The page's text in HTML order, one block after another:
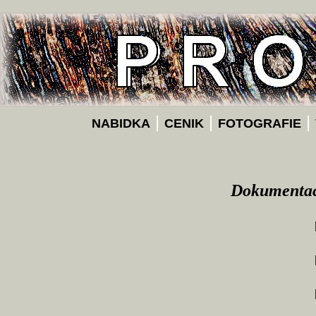
NABIDKA | CENIK | FOTOGRAFIE |